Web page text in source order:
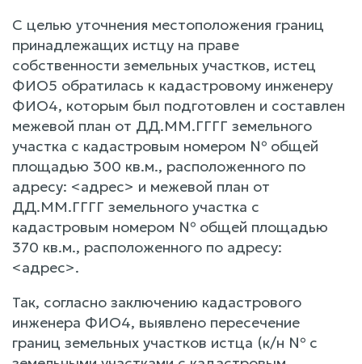
С целью уточнения местоположения границ
принадлежащих истцу на праве
собственности земельных участков, истец
ФИО5 обратилась к кадастровому инженеру
ФИО4, которым был подготовлен и составлен
межевой план от ДД.ММ.ГГГГ земельного
участка с кадастровым номером № общей
площадью 300 кв.м., расположенного по
адресу: <адрес> и межевой план от
ДД.ММ.ГГГГ земельного участка с
кадастровым номером № общей площадью
370 кв.м., расположенного по адресу:
<адрес>.
Так, согласно заключению кадастрового
инженера ФИО4, выявлено пересечение
границ земельных участков истца (к/н № с